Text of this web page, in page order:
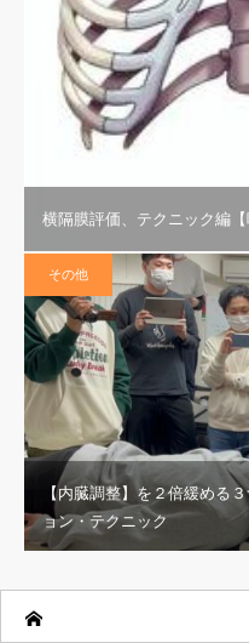
横隔膜評価、テクニック編
その他
【内臓調整】を２倍緩める
ョン・テクニック
施術メルマガ